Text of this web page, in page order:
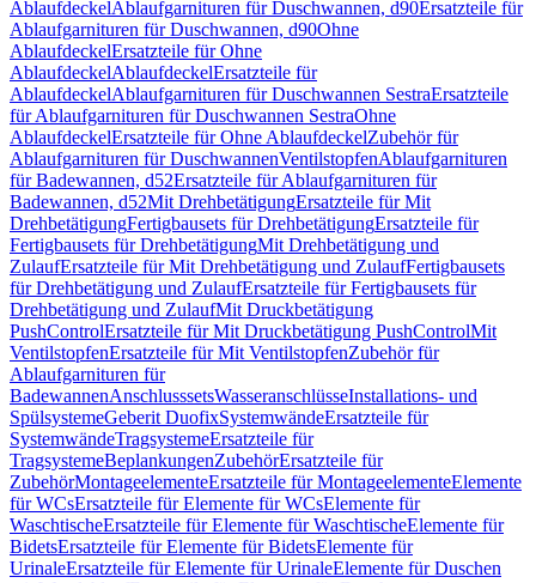
AblaufdeckelAblaufgarnituren für Duschwannen, d90Ersatzteile für
Ablaufgarnituren für Duschwannen, d90Ohne
AblaufdeckelErsatzteile für Ohne
AblaufdeckelAblaufdeckelErsatzteile für
AblaufdeckelAblaufgarnituren für Duschwannen SestraErsatzteile
für Ablaufgarnituren für Duschwannen SestraOhne
AblaufdeckelErsatzteile für Ohne AblaufdeckelZubehör für
Ablaufgarnituren für DuschwannenVentilstopfenAblaufgarnituren
für Badewannen, d52Ersatzteile für Ablaufgarnituren für
Badewannen, d52Mit DrehbetätigungErsatzteile für Mit
DrehbetätigungFertigbausets für DrehbetätigungErsatzteile für
Fertigbausets für DrehbetätigungMit Drehbetätigung und
ZulaufErsatzteile für Mit Drehbetätigung und ZulaufFertigbausets
für Drehbetätigung und ZulaufErsatzteile für Fertigbausets für
Drehbetätigung und ZulaufMit Druckbetätigung
PushControlErsatzteile für Mit Druckbetätigung PushControlMit
VentilstopfenErsatzteile für Mit VentilstopfenZubehör für
Ablaufgarnituren für
BadewannenAnschlusssetsWasseranschlüsseInstallations- und
SpülsystemeGeberit DuofixSystemwändeErsatzteile für
SystemwändeTragsystemeErsatzteile für
TragsystemeBeplankungenZubehörErsatzteile für
ZubehörMontageelementeErsatzteile für MontageelementeElemente
für WCsErsatzteile für Elemente für WCsElemente für
WaschtischeErsatzteile für Elemente für WaschtischeElemente für
BidetsErsatzteile für Elemente für BidetsElemente für
UrinaleErsatzteile für Elemente für UrinaleElemente für Duschen